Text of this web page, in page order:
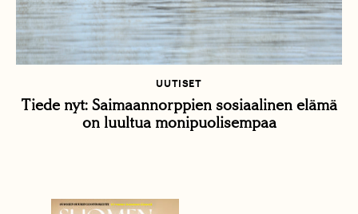
UUTISET
Tiede nyt: Saimaannorppien sosiaalinen elämä
on luultua monipuolisempaa